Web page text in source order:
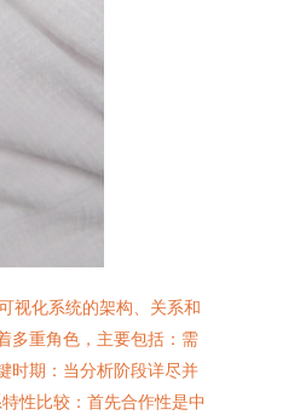
视化系统的架构、关系和
多重角色，主要包括：需
时期：当分析阶段详尽并
性比较：首先合作性是中